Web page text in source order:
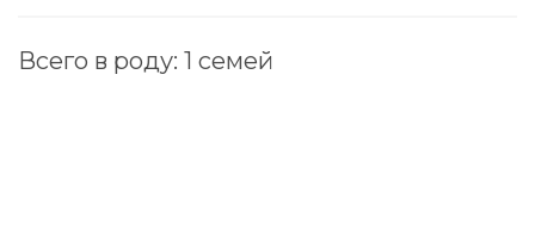
Всего в роду: 1 семей